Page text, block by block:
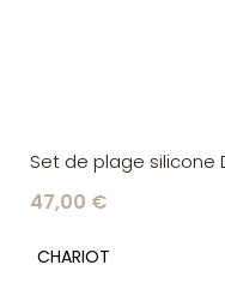
Set de plage silicone
47,00 €
CHARIOT